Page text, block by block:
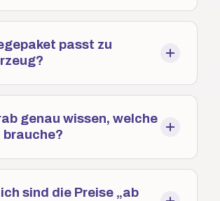
passt zu
genau wissen, welche
brauche?
sind die Preise „ab